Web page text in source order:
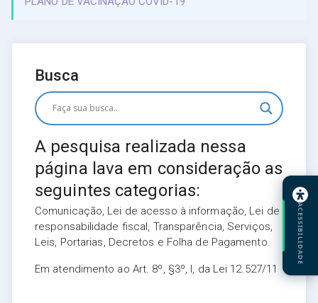
Busca
A pesquisa realizada nessa
página lava em consideração as
seguintes categorias:
Comunicação, Lei de acesso à informação, Lei de
responsabilidade fiscal, Transparência, Serviços,
Leis, Portarias, Decretos e Folha de Pagamento.
Em atendimento ao Art. 8º, §3º, I, da Lei 12.527/11
ACESSIBILIDADE